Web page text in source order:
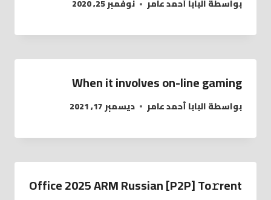
بواسطةالبابا أحمد عامر نوفمبر 25, 2020
When it involves on-line gaming
بواسطةالبابا أحمد عامر ديسمبر 17, 2021
Office 2025 ARM Russian [P2P] To𝚛rent